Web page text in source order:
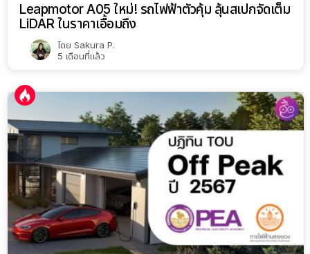
Leapmotor A05 ใหม่! รถไฟฟ้าตัวคุ้ม ลุ้นสเปกจัดเต็ม
LiDAR ในราคาเอื้อมถึง
โดย Sakura P.
5 เดือนที่แล้ว